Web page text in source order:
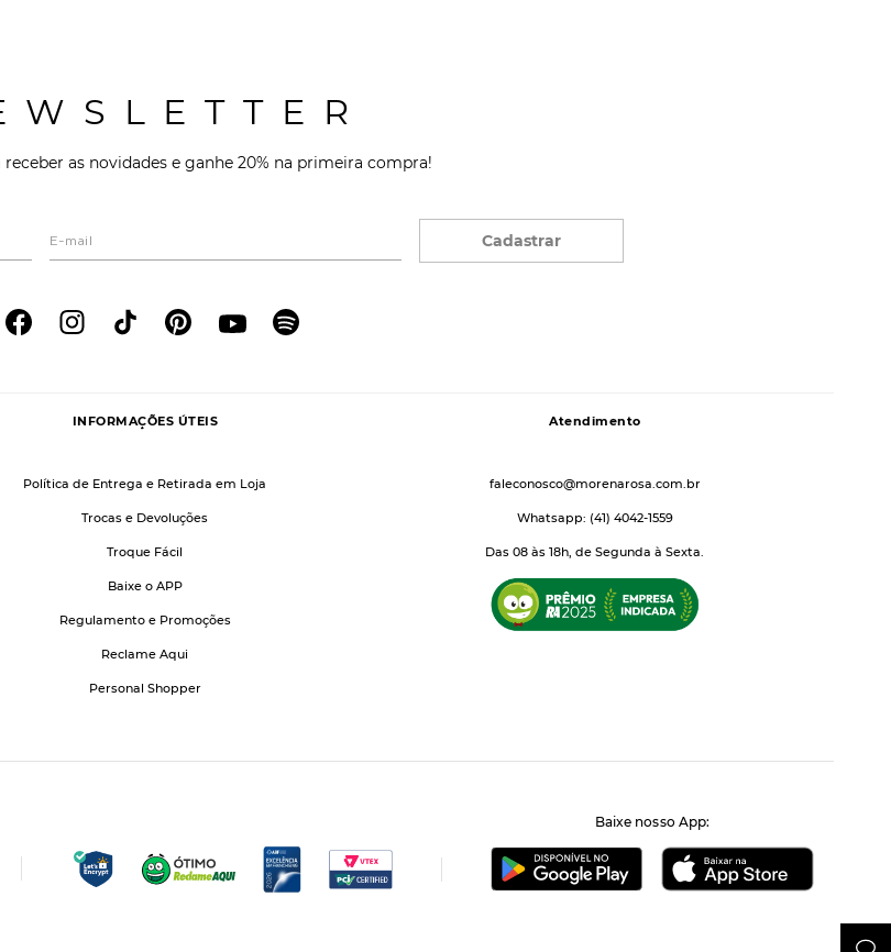
receber as novidades e ganhe 20% na primeira compra!
Cadastrar
INFORMAÇÕES ÚTEIS
Política de Entrega e Retirada em Loja
Trocas e Devoluções
Troque Fácil
Baixe o APP
Regulamento e Promoções
Reclame Aqui
Personal Shopper
Atendimento
faleconosco@morenarosa.com.br
Whatsapp: (41) 4042-1559
Das 08 às 18h, de Segunda à Sexta.
Baixe nosso App: